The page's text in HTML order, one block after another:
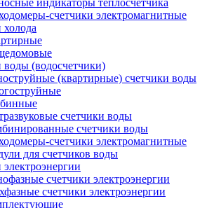
индикаторы теплосчетчика
счетчики электромагнитные
воды (водосчетчики)
(квартирные) счетчики воды
счетчики воды
счетчики воды
счетчики электромагнитные
для счетчиков воды
счетчики электроэнергии
счетчики электроэнергии